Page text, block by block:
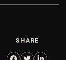
SHARE